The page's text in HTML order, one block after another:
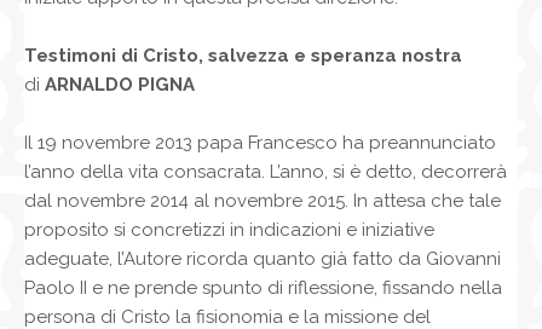
Testimoni di Cristo, salvezza e speranza nostra
di ARNALDO PIGNA
Il 19 novembre 2013 papa Francesco ha preannunciato
l’anno della vita consacrata. L’anno, si è detto, decorrerà
dal novembre 2014 al novembre 2015. In attesa che tale
proposito si concretizzi in indicazioni e iniziative
adeguate, l’Autore ricorda quanto già fatto da Giovanni
Paolo II e ne prende spunto di riflessione, fissando nella
persona di Cristo la fisionomia e la missione del